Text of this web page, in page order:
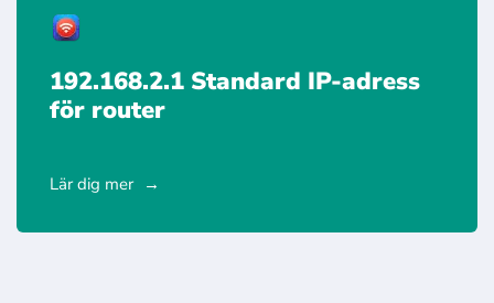
192.168.2.1 Standard IP-adress
för router
Lär dig mer